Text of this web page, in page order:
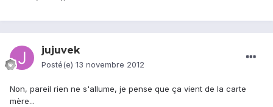
jujuvek
Posté(e) 13 novembre 2012
Non, pareil rien ne s'allume, je pense que ça vient de la carte
mère...